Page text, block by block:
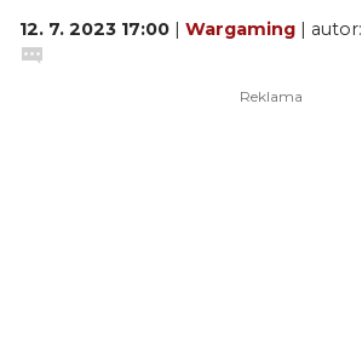
12. 7. 2023 17:00 | Wargaming | autor: